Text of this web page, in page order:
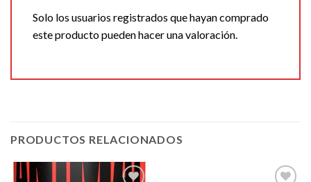
Solo los usuarios registrados que hayan comprado
este producto pueden hacer una valoración.
PRODUCTOS RELACIONADOS